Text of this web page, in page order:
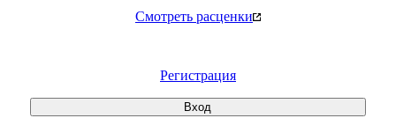
Смотреть расценки
Регистрация
Вход